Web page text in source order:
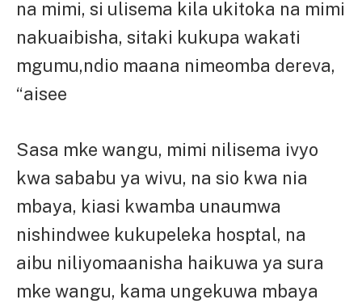
na mimi, si ulisema kila ukitoka na mimi
nakuaibisha, sitaki kukupa wakati
mgumu,ndio maana nimeomba dereva,
“aisee
Sasa mke wangu, mimi nilisema ivyo
kwa sababu ya wivu, na sio kwa nia
mbaya, kiasi kwamba unaumwa
nishindwee kukupeleka hosptal, na
aibu niliyomaanisha haikuwa ya sura
mke wangu, kama ungekuwa mbaya